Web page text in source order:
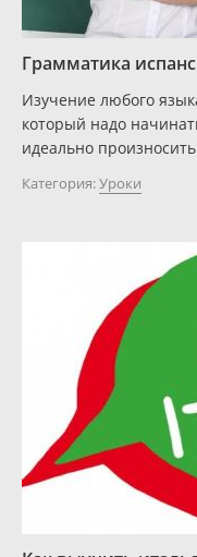
Грамматика
Изучение любого
который надо
идеально
Категория:Уроки